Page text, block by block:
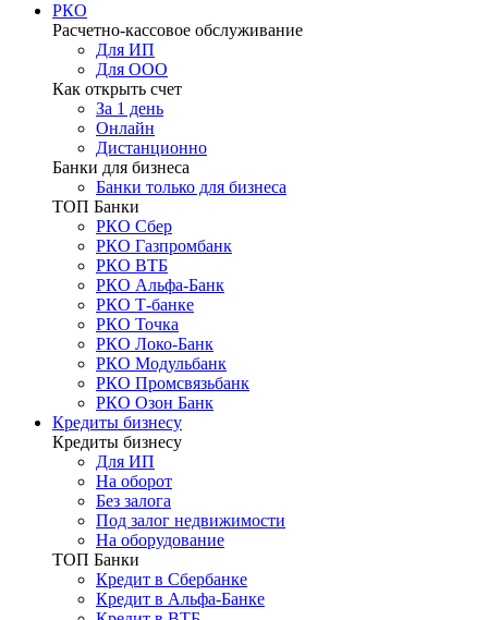
РКО
Расчетно-кассовое обслуживание
Для ИП
Для ООО
Как открыть счет
За 1 день
Онлайн
Дистанционно
Банки для бизнеса
Банки только для бизнеса
ТОП Банки
РКО Сбер
РКО Газпромбанк
РКО ВТБ
РКО Альфа-Банк
РКО Т-банке
РКО Точка
РКО Локо-Банк
РКО Модульбанк
РКО Промсвязьбанк
РКО Озон Банк
Кредиты бизнесу
Кредиты бизнесу
Для ИП
На оборот
Без залога
Под залог недвижимости
На оборудование
ТОП Банки
Кредит в Сбербанке
Кредит в Альфа-Банке